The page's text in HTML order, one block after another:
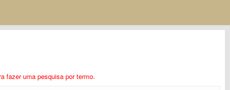
fazer uma pesquisa por termo.